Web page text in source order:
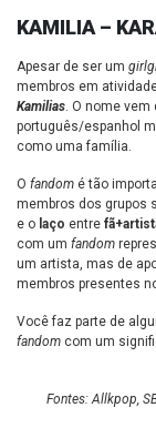
KAMILIA –
Apesar de ser um
membros em
Kamilias. O nome vem
português/espanhol
como uma família.
O fandom é tão
membros dos grupos
e o laço entre
com um fandom
um artista, mas de
membros presentes
Você faz parte de
fandom com um
Fontes: Allkpop,